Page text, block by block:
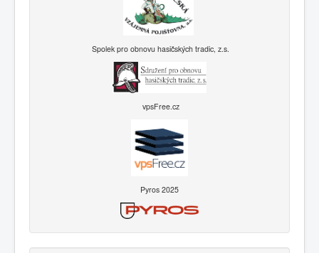
Spolek pro obnovu hasičských tradic, z.s.
vpsFree.cz
Pyros 2025